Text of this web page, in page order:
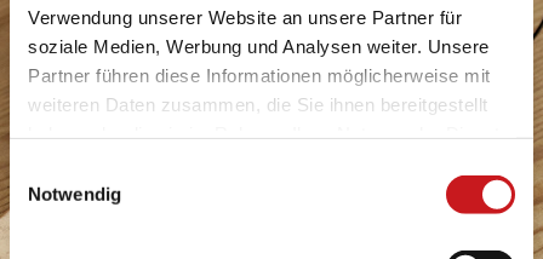
Verwendung unserer Website an unsere Partner für
soziale Medien, Werbung und Analysen weiter. Unsere
Partner führen diese Informationen möglicherweise mit
weiteren Daten zusammen, die Sie ihnen bereitgestellt
Datenschutzhinweisen
mehr darüber, wer wir sind, wie
personenbezogene Daten verarbeiten. Hier geht’s zum
Notwendig